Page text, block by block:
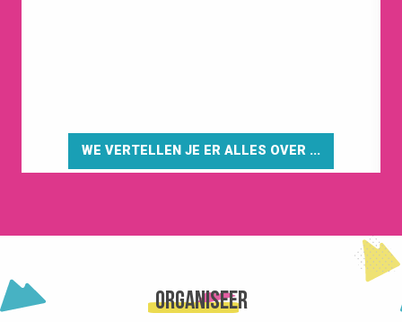
WE VERTELLEN JE ER ALLES OVER ...
OrganiseerHET STATION